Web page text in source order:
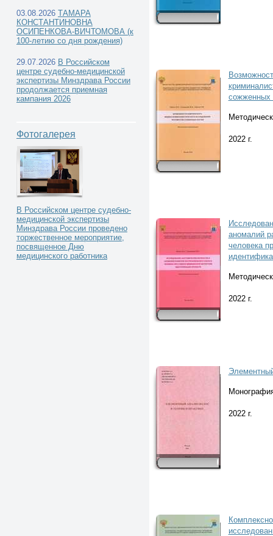
03.08.2026 ТАМАРА
КОНСТАНТИНОВНА
ОСИПЕНКОВА-ВИЧТОМОВА (к
100-летию со дня рождения)
29.07.2026 В Российском
центре судебно-медицинской
экспертизы Минздрава России
продолжается приемная
кампания 2026
Фотогалерея
В Российском центре судебно-
медицинской экспертизы
Минздрава России проведено
торжественное мероприятие,
посвященное Дню
медицинского работника
сожженных
2022 г.
аномалий
человека
2022 г.
2022 г.